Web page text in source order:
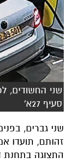
שני החשודים,
סעיף 27א'
שני גברים,
זהותם, תועדו
התצוגה בתחנת